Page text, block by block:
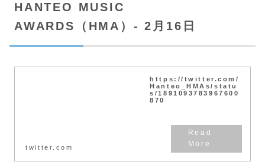
HANTEO MUSIC
AWARDS（HMA）- 2月16日
https://twitter.com/
Hanteo_HMAs/statu
s/1891093783967600
870
twitter.com